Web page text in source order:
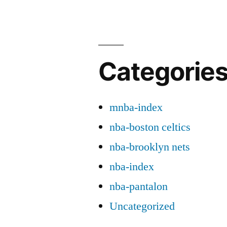
mnba-index
nba-boston celtics
nba-brooklyn nets
nba-index
nba-pantalon
Uncategorized